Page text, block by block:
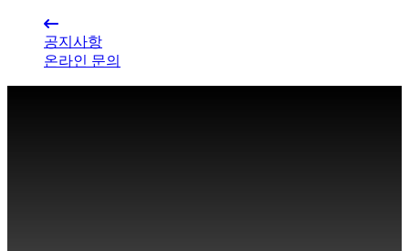
공지사항
온라인 문의